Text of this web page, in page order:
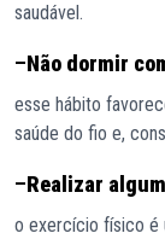
saudável.
–Não dormir
esse hábito
saúde do fio e,
–Realizar
o exercício físico é